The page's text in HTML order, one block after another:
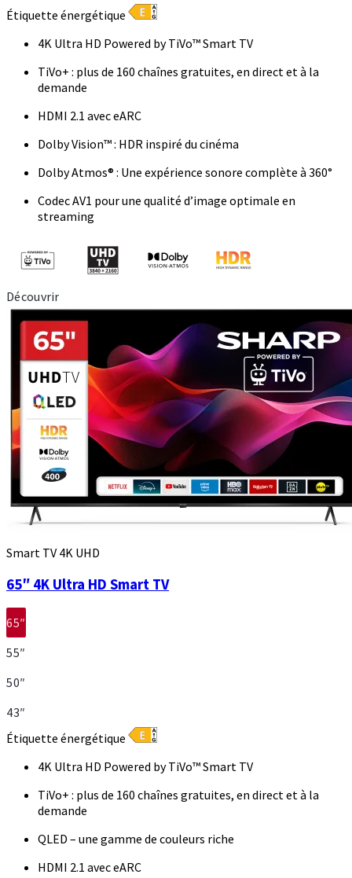
Étiquette énergétique
4K Ultra HD Powered by TiVo™ Smart TV
TiVo+ : plus de 160 chaînes gratuites, en direct et à la
demande
HDMI 2.1 avec eARC
Dolby Vision™ : HDR inspiré du cinéma
Dolby Atmos® : Une expérience sonore complète à 360°
Codec AV1 pour une qualité d’image optimale en
streaming
Découvrir
Smart TV 4K UHD
65″ 4K Ultra HD Smart TV
65″
55″
50″
43″
Étiquette énergétique
4K Ultra HD Powered by TiVo™ Smart TV
TiVo+ : plus de 160 chaînes gratuites, en direct et à la
demande
QLED – une gamme de couleurs riche
HDMI 2.1 avec eARC